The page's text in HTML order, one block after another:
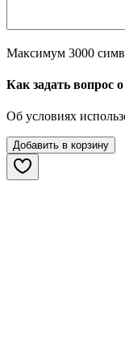
Максимум 3000
Как задать вопрос
Об условиях
Добавить в корзину